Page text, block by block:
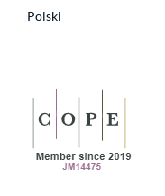
Polski